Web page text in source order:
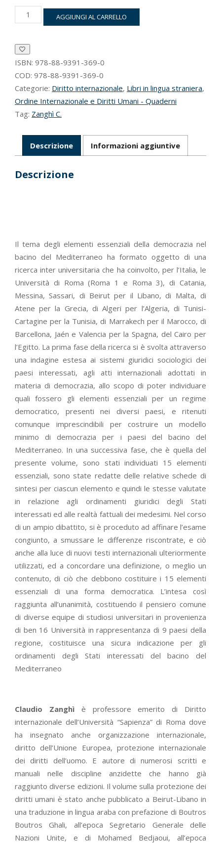
éléments
démocratie
quantità
AGGIUNGI AL CARRELLO
ISBN: 978-88-9391-369-0
COD: 978-88-9391-369-0
Categorie: Diritto internazionale, Libri in lingua straniera,
Ordine Internazionale e Diritti Umani - Quaderni
Tag: Zanghì C.
Descrizione Informazioni aggiuntive
Descrizione
Il tema degli elementi essenziali della democrazia nel
bacino del Mediterraneo ha formato oggetto di una
ricerca inter universitaria che ha coinvolto, per l’Italia, le
Università di Roma (Roma 1 e Roma 3), di Catania,
Messina, Sassari, di Beirut per il Libano, di Malta, di
Atene per la Grecia, di Algeri per l’Algeria, di Tunisi-
Cartagine per la Tunisia, di Marrakech per il Marocco, di
Barcellona, Jaén e Valencia per la Spagna, del Cairo per
l’Egitto. La prima fase della ricerca si è svolta attraverso
una indagine estesa ai sistemi giuridici sociologici dei
paesi interessati, agli atti internazionali adottati in
materia di democrazia, allo scopo di poter individuare
quali fossero gli elementi essenziali per un regime
democratico, presenti nei diversi paesi, e ritenuti
comunque imprescindibili per costruire un modello
minimo di democrazia per i paesi del bacino del
Mediterraneo. In una successiva fase, che è quella del
presente volume, sono stati individuati 15 elementi
essenziali, sono state redatte delle relative schede di
sintesi per ciascun elemento e quindi le stesse valutate
in relazione agli ordinamenti giuridici degli Stati
interessati ed alle realtà fattuali dei medesimi. Nel corso
di un ampio dibattito, si è proceduto ad affinare l’esame
congiunto, a smussare le differenze riscontrate, e ciò
anche alla luce di nuovi testi internazionali ulteriormente
utilizzati, ed a concordare una definizione, o meglio un
contenuto, di ciò che debbono costituire i 15 elementi
essenziali di una forma democratica. L’intesa così
raggiunta all’unanimità, costituendo il pensiero comune
di diverse equipe di studiosi universitari in provenienza
di ben 16 Università in rappresentanza di 9 paesi della
regione, costituisce una sicura indicazione per gli
ordinamenti degli Stati interessati del bacino del
Mediterraneo
Claudio Zanghìè professore emerito di Diritto
internazionale dell’Università “Sapienza” di Roma dove
ha insegnato anche organizzazione internazionale,
diritto dell’Unione Europea, protezione internazionale
dei diritti dell’uomo. E autore di numerosi scritti e
manuali nelle discipline anzidette che hanno già
raggiunto diverse edizioni. Il volume sulla protezione dei
diritti umani è stato anche pubblicato a Beirut-Libano in
una traduzione in lingua araba con prefazione di Boutros
Boutros Ghali, all’epoca Segretario Generale delle
Nazioni Unite, e di Mohamed Bedjaoui, all’epoca